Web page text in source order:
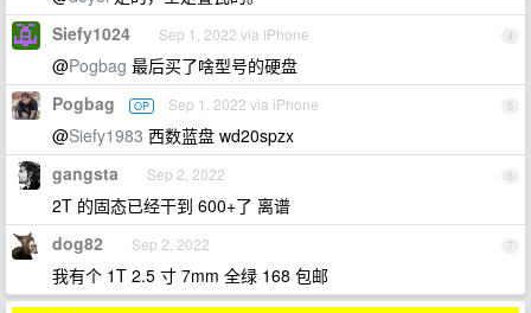
4
Siefy1024 Sep 1, 2022 via iPhone
@Pogbag 最后买了啥型号的硬盘
5
Pogbag OP Sep 1, 2022 via iPhone
@Siefy1983 西数蓝盘 wd20spzx
6
gangsta Sep 2, 2022
2T 的固态已经干到 600+了 离谱
7
dog82 Sep 2, 2022
我有个 1T 2.5 寸 7mm 全绿 168 包邮